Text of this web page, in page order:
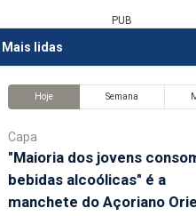
PUB
Mais lidas
Hoje Semana
Capa
"Maioria dos jovens
bebidas alcoólicas" é a
manchete do Açoriano